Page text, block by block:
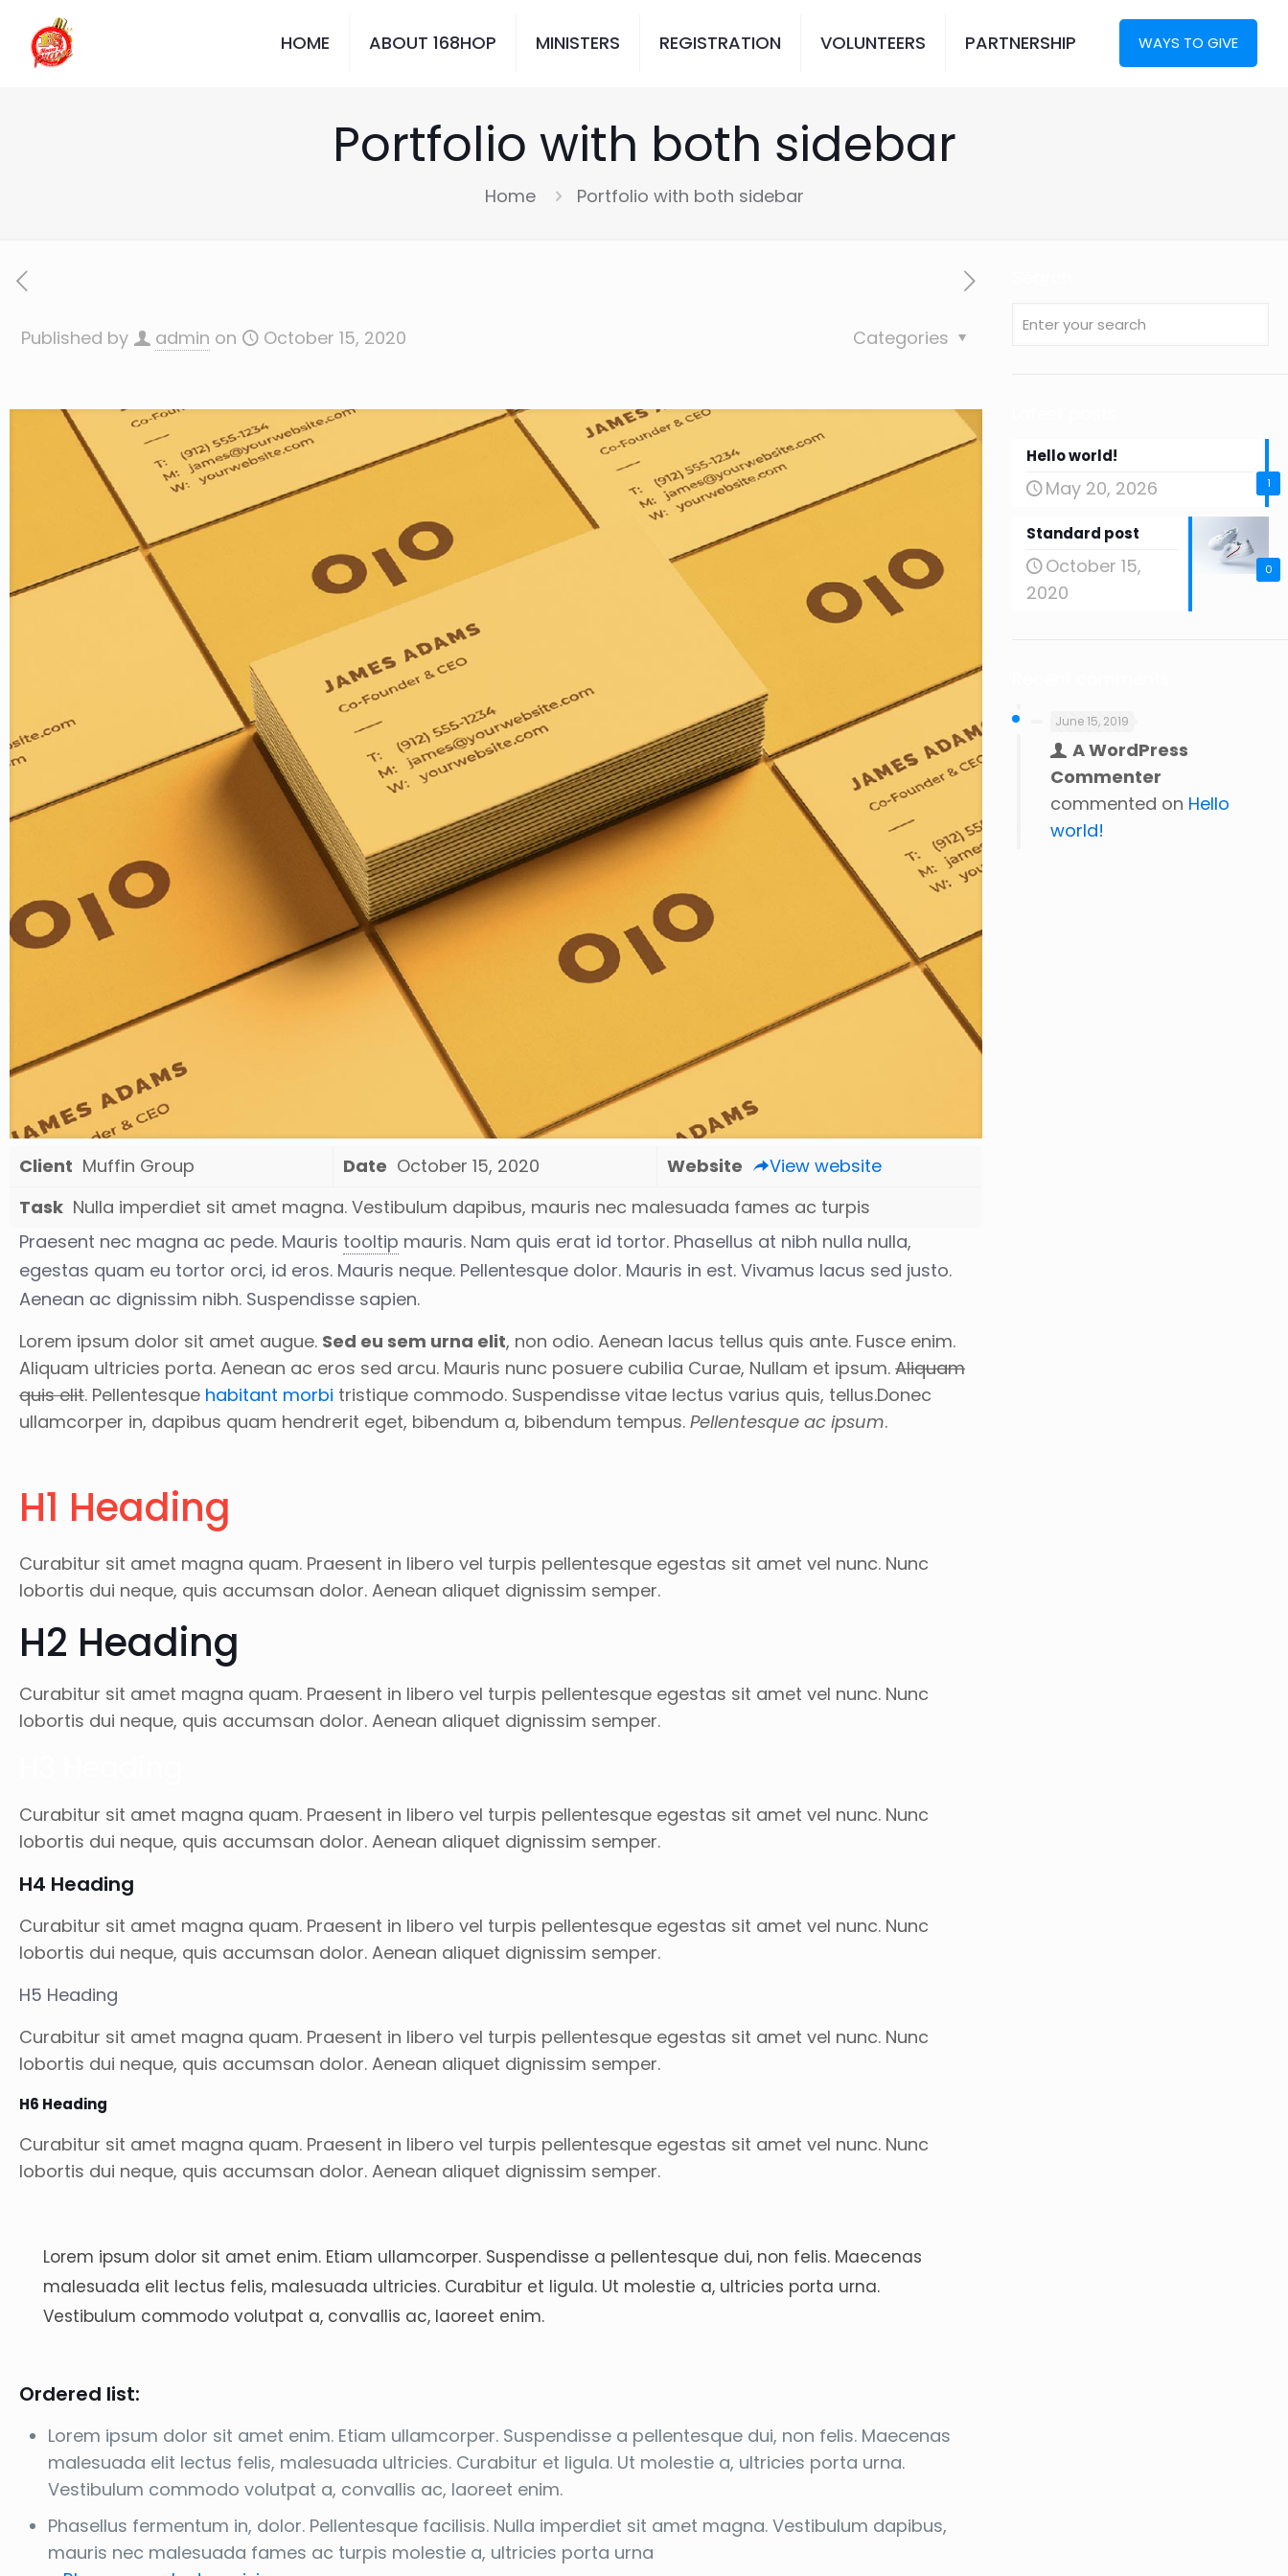
HOME ABOUT 168HOP MINISTERS REGISTRATION VOLUNTEERS PARTNERSHIP WAYS TO GIVE
Portfolio with both sidebar
Home Portfolio with both sidebar
Published by admin on October 15, 2020 Categories
Client Muffin Group Date October 15, 2020 Website
View website
Task Nulla imperdiet sit amet magna. Vestibulum dapibus, mauris nec malesuada fames ac turpis
Praesent nec magna ac pede. Mauris tooltip mauris. Nam quis erat id tortor. Phasellus at nibh nulla nulla,
egestas quam eu tortor orci, id eros. Mauris neque. Pellentesque dolor. Mauris in est. Vivamus lacus sed justo.
Aenean ac dignissim nibh. Suspendisse sapien.
Lorem ipsum dolor sit amet augue. Sed eu sem urna elit, non odio. Aenean lacus tellus quis ante. Fusce enim.
Aliquam ultricies porta. Aenean ac eros sed arcu. Mauris nunc posuere cubilia Curae, Nullam et ipsum.Aliquam
quis elit. Pellentesque habitant morbi tristique commodo. Suspendisse vitae lectus varius quis, tellus.Donec
ullamcorper in, dapibus quam hendrerit eget, bibendum a, bibendum tempus.Pellentesque ac ipsum.
H1 Heading
Curabitur sit amet magna quam. Praesent in libero vel turpis pellentesque egestas sit amet vel nunc. Nunc
lobortis dui neque, quis accumsan dolor. Aenean aliquet dignissim semper.
H2 Heading
Curabitur sit amet magna quam. Praesent in libero vel turpis pellentesque egestas sit amet vel nunc. Nunc
lobortis dui neque, quis accumsan dolor. Aenean aliquet dignissim semper.
Curabitur sit amet magna quam. Praesent in libero vel turpis pellentesque egestas sit amet vel nunc. Nunc
lobortis dui neque, quis accumsan dolor. Aenean aliquet dignissim semper.
H4 Heading
Curabitur sit amet magna quam. Praesent in libero vel turpis pellentesque egestas sit amet vel nunc. Nunc
lobortis dui neque, quis accumsan dolor. Aenean aliquet dignissim semper.
H5 Heading
Curabitur sit amet magna quam. Praesent in libero vel turpis pellentesque egestas sit amet vel nunc. Nunc
lobortis dui neque, quis accumsan dolor. Aenean aliquet dignissim semper.
H6 Heading
Curabitur sit amet magna quam. Praesent in libero vel turpis pellentesque egestas sit amet vel nunc. Nunc
lobortis dui neque, quis accumsan dolor. Aenean aliquet dignissim semper.
Lorem ipsum dolor sit amet enim. Etiam ullamcorper. Suspendisse a pellentesque dui, non felis. Maecenas
malesuada elit lectus felis, malesuada ultricies. Curabitur et ligula. Ut molestie a, ultricies porta urna.
Vestibulum commodo volutpat a, convallis ac, laoreet enim.
Ordered list:
Lorem ipsum dolor sit amet enim. Etiam ullamcorper. Suspendisse a pellentesque dui, non felis. Maecenas
malesuada elit lectus felis, malesuada ultricies. Curabitur et ligula. Ut molestie a, ultricies porta urna.
Vestibulum commodo volutpat a, convallis ac, laoreet enim.
Phasellus fermentum in, dolor. Pellentesque facilisis. Nulla imperdiet sit amet magna. Vestibulum dapibus,
mauris nec malesuada fames ac turpis molestie a, ultricies porta urna
1
Hello world!
May 20, 2026
0
Standard post
October 15,
2020
June 15, 2019
A WordPress
Commenter
commented on Hello
world!